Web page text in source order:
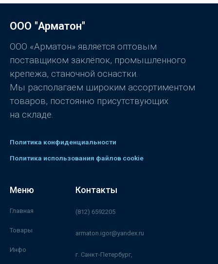
и
з
ООО "Арматон"
ООО «Арматон» является оптовым
поставщиком заклёпок, промышленного
крепежа, станочной оснастки.
Мы располагаем широким ассортиментом
товаров, постоянно присутствующих
на складе.
Политика конфиденциальности
Политика использования файлов cookie
Меню
Главная
Товары
Инфо
Контакты
(812) 6592205
armaton.igor@yandex.ru
г. Санкт-Петербург,